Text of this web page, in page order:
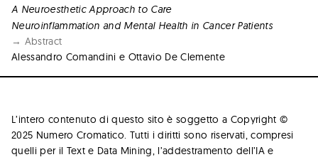
A Neuroesthetic Approach to Care
Neuroinflammation and Mental Health in Cancer Patients
→ Abstract
Alessandro Comandini e Ottavio De Clemente
L’intero contenuto di questo sito è soggetto a Copyright ©
2025 Numero Cromatico. Tutti i diritti sono riservati, compresi
quelli per il Text e Data Mining, l’addestramento dell’IA e